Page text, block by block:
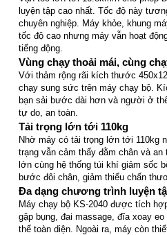
luyện tập cao nhất. Tốc độ này
chuyên nghiệp. Máy khỏe, khung
tốc độ cao nhưng máy vẫn hoạt
tiếng động.
Vùng chạy thoải mái, cùng
Với thảm rộng rãi kích thước
chạy sung sức trên máy chạy bộ.
bạn sải bước dài hơn và người ở
tự do, an toàn.
Tải trọng lớn tới 110kg
Nhờ máy có tải trọng lớn tới 110kg
trạng vẫn cảm thấy đằm chân và
lớn cùng hệ thống túi khí giảm sốc
bước đôi chân, giảm thiểu chấn
Đa dạng chương trình luyện
Máy chạy bộ KS-2040 được tích
gập bụng, đai massage, đĩa xoay
thể toàn diện. Ngoài ra, máy còn